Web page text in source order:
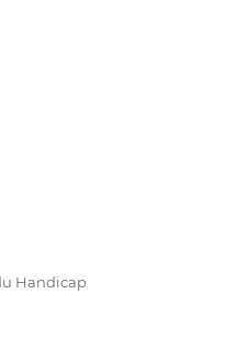
Handicap